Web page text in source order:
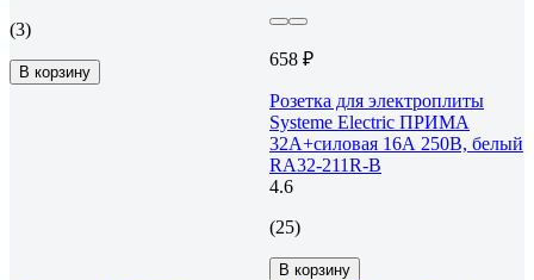
(3)
В корзину
658 ₽
Розетка для электроплиты
Systeme Electric ПРИМА
32А+силовая 16А 250В, белый
RA32-211R-B
4.6
(25)
В корзину